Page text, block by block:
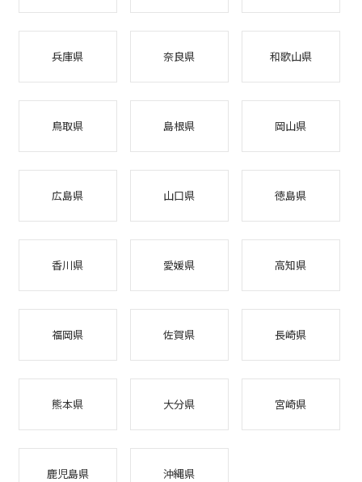
兵庫県 奈良県 和歌山県
鳥取県 島根県 岡山県
広島県 山口県 徳島県
香川県 愛媛県 高知県
福岡県 佐賀県 長崎県
熊本県 大分県 宮崎県
鹿児島県 沖縄県